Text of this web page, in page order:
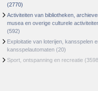
(2770)
Activiteiten van bibliotheken,
musea en overige culturele
(592)
Exploitatie van loterijen, kansspelen
kansspelautomaten (20)
Sport, ontspanning en recreatie